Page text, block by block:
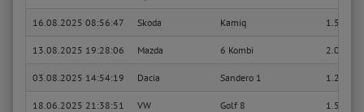
16.08.2025 08:56:47 Skoda Kamiq 1.5 TSI
13.08.2025 19:28:06 Mazda 6 Kombi 2.0
03.08.2025 14:54:19 Dacia Sandero 1 1.2 16V
18.06.2025 21:38:51 VW Golf 8 1.5 GTE